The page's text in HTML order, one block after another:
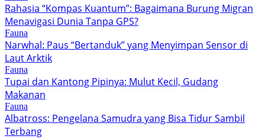
Rahasia “Kompas Kuantum”: Bagaimana Burung Migran
Menavigasi Dunia Tanpa GPS?
Fauna
Narwhal: Paus “Bertanduk” yang Menyimpan Sensor di
Laut Arktik
Fauna
Tupai dan Kantong Pipinya: Mulut Kecil, Gudang
Makanan
Fauna
Albatross: Pengelana Samudra yang Bisa Tidur Sambil
Terbang